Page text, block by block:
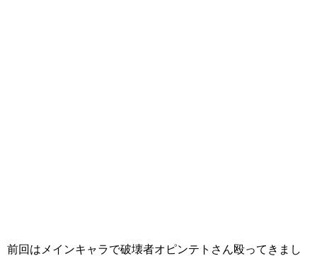
前回はメインキャラで破壊者オピンテトさん殴ってきまし